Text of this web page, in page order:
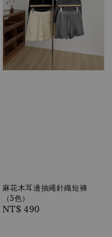
麻花木耳邊抽繩針織短褲
（5色）
Regular
NT$ 490